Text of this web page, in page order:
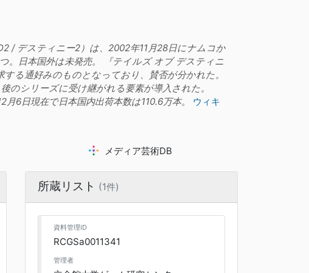
/ デスティニー2）は、2002年11月28日にナムコか
。日本国外は未発売。 『テイルズ オブ デスティニ
る通好みのものとなっており、賛否が分かれた。
のシリーズに受け継がれる要素が導入された。
6日現在で日本国内出荷本数は110.6万本。
ウィキ
メディア芸術DB
所蔵リスト (1件)
資料管理ID
RCGSa0011341
管理者